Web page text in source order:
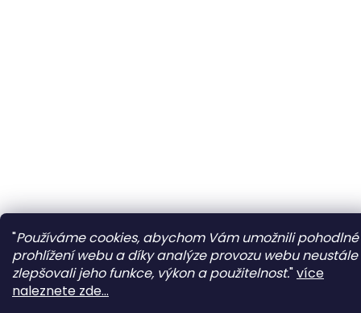
"Používáme cookies, abychom Vám umožnili pohodlné
prohlížení webu a díky analýze provozu webu neustále
zlepšovali jeho funkce, výkon a použitelnost."více
naleznete zde...